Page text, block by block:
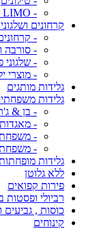
- SVALYA ,YUKKI ,RUD & LIMO
קרחונים
-
- סורבה
- שלגוני
- מוצרי
גלידות מותגים
גלידות
- בן &
- מאגדות
-
-
גלידות
ללא גלוטן
פירות קפואים
רביולי ופסטות
כוסות , גביעים
קינוחים